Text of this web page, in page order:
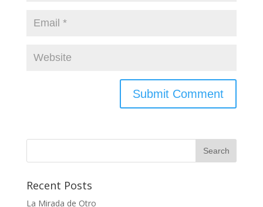
Recent Posts
La Mirada de Otro